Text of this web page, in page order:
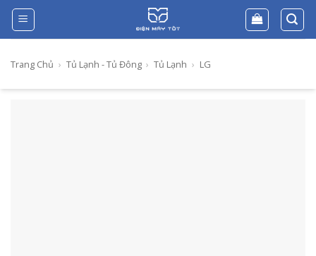
Skip
content
Trang Chủ › Tủ Lạnh - Tủ Đông › Tủ Lạnh › LG